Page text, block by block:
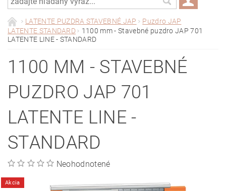
LATENTE PUZDRA STAVEBNÉ JAP
Puzdro JAP
LATENTE STANDARD
1100 mm - Stavebné puzdro JAP 701
LATENTE LINE - STANDARD
1100 MM - STAVEBNÉ
PUZDRO JAP 701
LATENTE LINE -
STANDARD
Neohodnotené
Akcia